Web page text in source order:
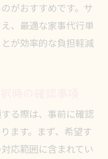
がおすすめです。サ
、最適な家事代行単
が効率的な負担軽減
る際は、事前に確認
ます。まず、希望す
応範囲に含まれてい